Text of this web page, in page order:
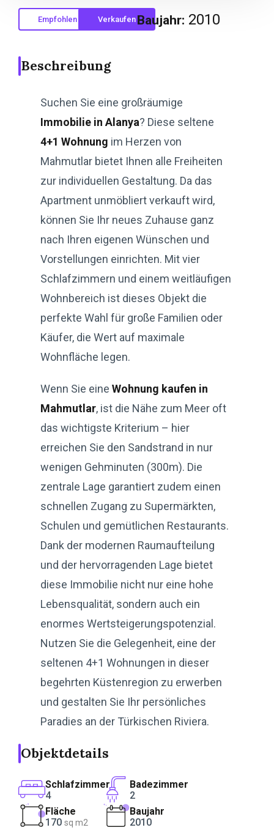
Empfohlen Verkaufen Baujahr: 2010
Beschreibung
Suchen Sie eine großräumige
Immobilie in Alanya? Diese seltene
4+1 Wohnung im Herzen von
Mahmutlar bietet Ihnen alle Freiheiten
zur individuellen Gestaltung. Da das
Apartment unmöbliert verkauft wird,
können Sie Ihr neues Zuhause ganz
nach Ihren eigenen Wünschen und
Vorstellungen einrichten. Mit vier
Schlafzimmern und einem weitläufigen
Wohnbereich ist dieses Objekt die
perfekte Wahl für große Familien oder
Käufer, die Wert auf maximale
Wohnfläche legen.
Wenn Sie eine Wohnung kaufen in
Mahmutlar, ist die Nähe zum Meer oft
das wichtigste Kriterium – hier
erreichen Sie den Sandstrand in nur
wenigen Gehminuten (300m). Die
zentrale Lage garantiert zudem einen
schnellen Zugang zu Supermärkten,
Schulen und gemütlichen Restaurants.
Dank der modernen Raumaufteilung
und der hervorragenden Lage bietet
diese Immobilie nicht nur eine hohe
Lebensqualität, sondern auch ein
enormes Wertsteigerungspotenzial.
Nutzen Sie die Gelegenheit, eine der
seltenen 4+1 Wohnungen in dieser
begehrten Küstenregion zu erwerben
und gestalten Sie Ihr persönliches
Paradies an der Türkischen Riviera.
Objektdetails
Schlafzimmer
4
Badezimmer
2
Fläche
170 sq m2
Baujahr
2010